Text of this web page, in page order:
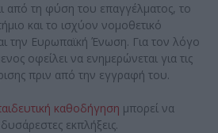
από τη φύση του επαγγέλματος, το
και το ισχύον νομοθετικό
την Ευρωπαϊκή Ένωση. Για τον λόγο
οφείλει να ενημερώνεται για τις
πριν από την εγγραφή του.
καθοδήγηση μπορεί να
εκπλήξεις.